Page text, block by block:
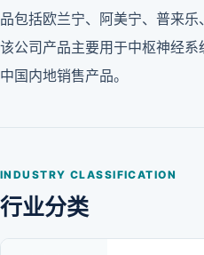
品包括欧兰宁、阿美宁、普来
该公司产品主要用于中枢神经
中国内地销售产品。
INDUSTRY CLASSIFICATION
行业分类